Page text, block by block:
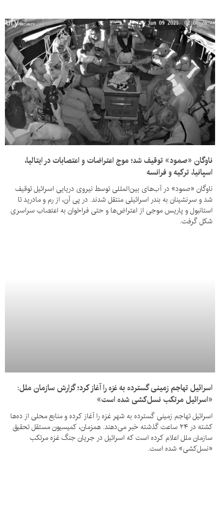
ناوگان «صمود» توقیف شد؛ موج اعتراضات و اعتصابات در ایتالیا،
اسپانیا، ترکیه و فرانسه
ناوگان «صمود» در آب‌های بین‌المللی توسط نیروی دریایی اسرائیل توقیف
شد و سرنشینان به بندر اسرائیلی منتقل شدند. در پی آن، از رم و مادرید تا
استانبول و پاریس موجی از اعتراض‌ها و حتی فراخوان به اعتصاب سراسری
شکل گرفت.
اسرائیل تهاجم زمینی گسترده به غزه را آغاز کرد؛ گزارش سازمان ملل:
«اسرائیل مرتکب نسل‌کشی شده است»
اسرائیل تهاجم زمینی گسترده به شهر غزه را آغاز کرده و منابع محلی از ده‌ها
کشته در ۲۴ ساعت گذشته خبر می‌دهند. همزمان، کمیسیون مستقل تحقیق
سازمان ملل اعلام کرده است که اسرائیل در جریان جنگ غزه مرتکب
«نسل‌کشی» شده است.